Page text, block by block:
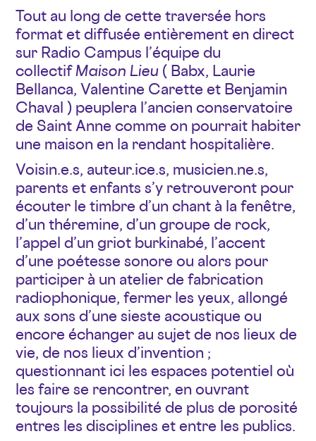
Tout au long de cette traversée hors
format et diffusée entièrement en direct
sur Radio Campus l’équipe du
collectifMaison Lieu ( Babx, Laurie
Bellanca, Valentine Carette et Benjamin
Chaval ) peuplera l’ancien conservatoire
de Saint Anne comme on pourrait habiter
une maison en la rendant hospitalière.
Voisin.e.s, auteur.ice.s, musicien.ne.s,
parents et enfants s’y retrouveront pour
écouter le timbre d’un chant à la fenêtre,
d’un théremine, d’un groupe de rock,
l’appel d’un griot burkinabé, l’accent
d’une poétesse sonore ou alors pour
participer à un atelier de fabrication
radiophonique, fermer les yeux, allongé
aux sons d’une sieste acoustique ou
encore échanger au sujet de nos lieux de
vie, de nos lieux d’invention ;
questionnant ici les espaces potentiel où
les faire se rencontrer, en ouvrant
toujours la possibilité de plus de porosité
entres les disciplines et entre les publics.